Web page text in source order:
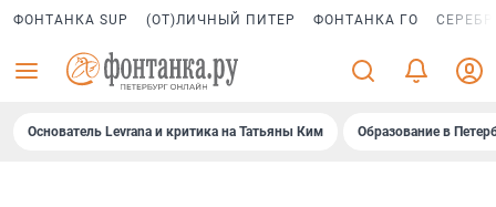
ФОНТАНКА SUP (ОТ)ЛИЧНЫЙ ПИТЕР ФОНТАНКА ГО
Основатель Levrana и критика на Татьяны Ким Образование в